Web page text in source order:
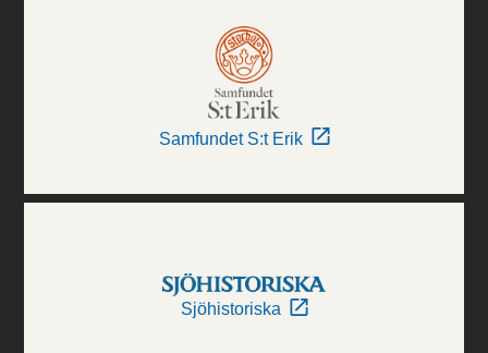
Samfundet S:t Erik
Sjöhistoriska